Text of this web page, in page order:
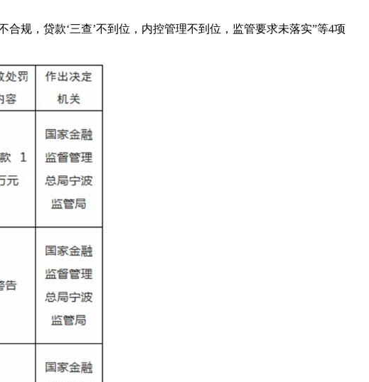
规，贷款‘三查’不到位，内控管理不到位，监管要求未落实”等4项